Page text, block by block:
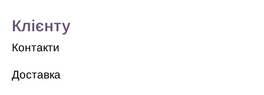
Клієнту
Контакти
Доставка